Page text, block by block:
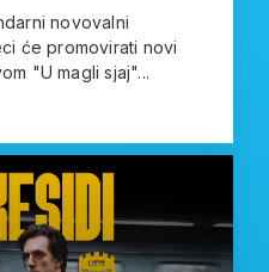
novovalni
će promovirati novi
"U magli sjaj"...